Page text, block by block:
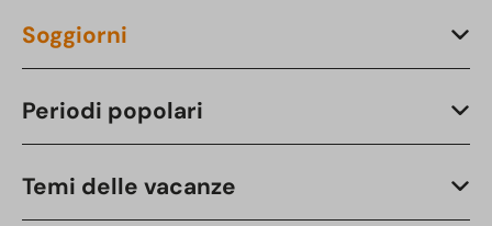
Soggiorni
Periodi popolari
Temi delle vacanze